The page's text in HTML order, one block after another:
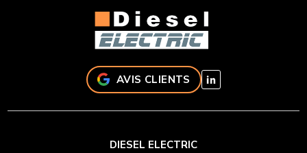
AVIS CLIENTS
DIESEL ELECTRIC